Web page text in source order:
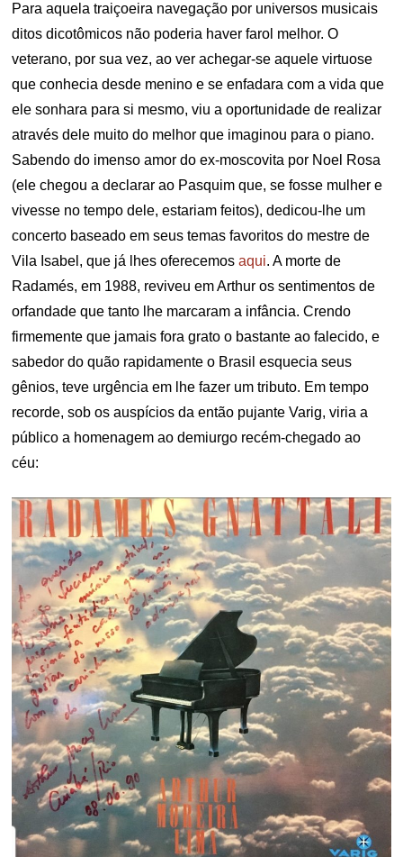
Para aquela traiçoeira navegação por universos musicais
ditos dicotômicos não poderia haver farol melhor. O
veterano, por sua vez, ao ver achegar-se aquele virtuose
que conhecia desde menino e se enfadara com a vida que
ele sonhara para si mesmo, viu a oportunidade de realizar
através dele muito do melhor que imaginou para o piano.
Sabendo do imenso amor do ex-moscovita por Noel Rosa
(ele chegou a declarar ao Pasquim que, se fosse mulher e
vivesse no tempo dele, estariam feitos), dedicou-lhe um
concerto baseado em seus temas favoritos do mestre de
Vila Isabel, que já lhes oferecemosaqui. A morte de
Radamés, em 1988, reviveu em Arthur os sentimentos de
orfandade que tanto lhe marcaram a infância. Crendo
firmemente que jamais fora grato o bastante ao falecido, e
sabedor do quão rapidamente o Brasil esquecia seus
gênios, teve urgência em lhe fazer um tributo. Em tempo
recorde, sob os auspícios da então pujante Varig, viria a
público a homenagem ao demiurgo recém-chegado ao
céu: